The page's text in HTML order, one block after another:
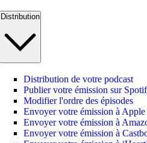
Distribution
Distribution de votre podcast
Publier votre émission sur
Modifier l'ordre des épisodes
Envoyer votre émission à Apple
Envoyer votre émission à
Envoyer votre émission à